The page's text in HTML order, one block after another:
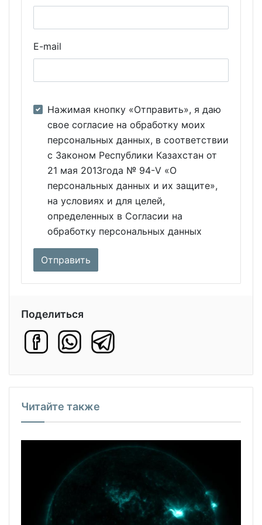
E-mail
Нажимая кнопку «Отправить», я даю
свое согласие на обработку моих
персональных данных, в соответствии
с Законом Республики Казахстан от
21 мая 2013года № 94-V «О
персональных данных и их защите»,
на условиях и для целей,
определенных в Согласии на
обработку персональных данных
Поделиться
Читайте также